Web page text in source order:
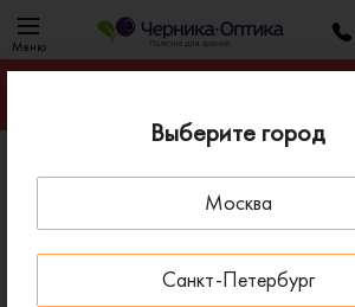
Выберите город
Москва
Санкт-Петербург
Меню
Гарантируем лучшую цену на
Главная
Солнцезащитные очки
Солнцезащитные очки EXENZA
- 30 % ДО 15 АВГУСТА